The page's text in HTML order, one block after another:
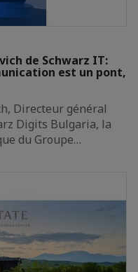
de Schwarz IT:
est un pont,
Directeur général
Digits Bulgaria, la
du Groupe…